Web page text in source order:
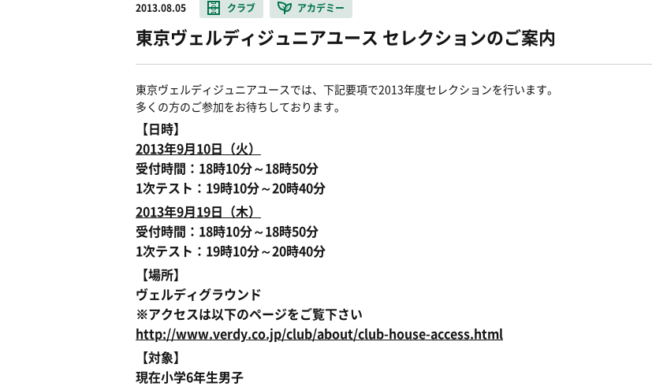
2013.08.05 クラブ アカデミー
東京ヴェルディジュニアユース セレクションのご案内
東京ヴェルディジュニアユースでは、下記要項で2013年度セレクションを行います。
多くの方のご参加をお待ちしております。
【日時】
2013年9月10日（火）
受付時間：18時10分～18時50分
1次テスト：19時10分～20時40分
2013年9月19日（木）
受付時間：18時10分～18時50分
1次テスト：19時10分～20時40分
【場所】
ヴェルディグラウンド
※アクセスは以下のページをご覧下さい
http://www.verdy.co.jp/club/about/club-house-access.html
【対象】
現在小学6年生男子